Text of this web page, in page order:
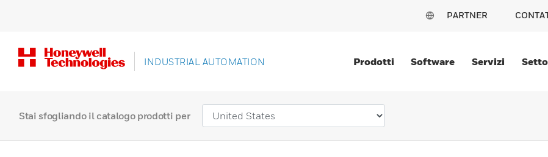
PARTNER
INDUSTRIAL AUTOMATION Prodotti Software Servizi
Stai sfogliando il catalogo prodotti per